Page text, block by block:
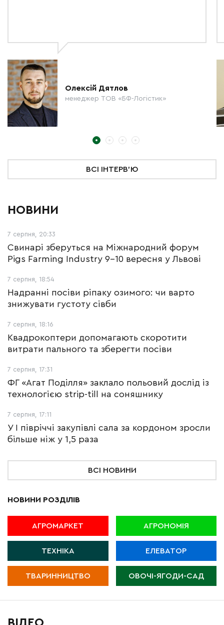
Олексій Дятлов
менеджер ТОВ «БФ-Логістик»
ВСІ ІНТЕРВ'Ю
НОВИНИ
7 серпня, 20:33
Свинарі зберуться на Міжнародний форум
Pigs Farming Industry 9-10 вересня у Львові
7 серпня, 18:54
Надранні посіви ріпаку озимого: чи варто
знижувати густоту сівби
7 серпня, 18:16
Квадрокоптери допомагають скоротити
витрати пального та зберегти посіви
7 серпня, 17:31
ФГ «Агат Поділля» заклало польовий дослід із
технологією strip-till на соняшнику
7 серпня, 17:11
У І півріччі закупівлі сала за кордоном зросли
більше ніж у 1,5 раза
ВСІ НОВИНИ
НОВИНИ РОЗДІЛІВ
АГРОМАРКЕТ АГРОНОМІЯ
ТЕХНІКА ЕЛЕВАТОР
ТВАРИННИЦТВО ОВОЧІ-ЯГОДИ-САД